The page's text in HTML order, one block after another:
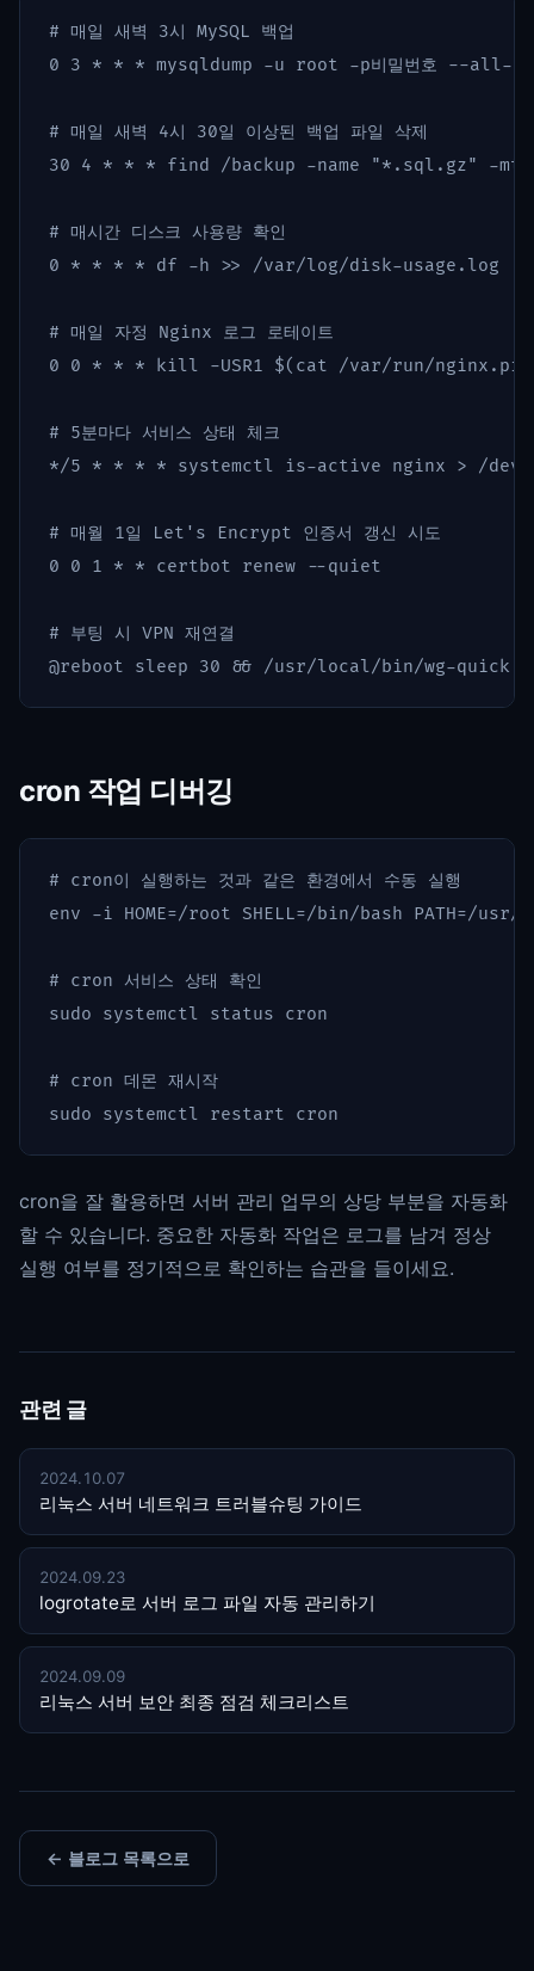
# 매일 새벽 3시 MySQL 백업
0 3 * * * mysqldump -u root -p비밀번호 --all-
# 매일 새벽 4시 30일 이상된 백업 파일 삭제
30 4 * * * find /backup -name "*.sql.gz" -
# 매시간 디스크 사용량 확인
0 * * * * df -h >> /var/log/disk-usage.log
# 매일 자정 Nginx 로그 로테이트
0 0 * * * kill -USR1 $( cat /var/run/nginx.pid
# 5분마다 서비스 상태 체크
*/5 * * * * systemctl is-active nginx > /
# 매월 1일 Let's Encrypt 인증서 갱신 시도
0 0 1 * * certbot renew --quiet
# 부팅 시 VPN 재연결
@reboot sleep 30 &&
cron 작업 디버깅
# cron이 실행하는 것과 같은 환경에서 수동 실행
env
-i HOME=/root SHELL=/bin/bash PATH=/usr/
# cron 서비스 상태 확인
sudo systemctl status cron
# cron 데몬 재시작
sudo
cron을 잘 활용하면 서버 관리 업무의 상당 부분을 자동화
할 수 있습니다. 중요한 자동화 작업은 로그를 남겨 정상
실행 여부를 정기적으로 확인하는 습관을 들이세요.
관련 글
2024.10.07
리눅스 서버 네트워크 트러블슈팅 가이드
2024.09.23
logrotate로 서버 로그 파일 자동 관리하기
2024.09.09
리눅스 서버 보안 최종 점검 체크리스트
← 블로그 목록으로